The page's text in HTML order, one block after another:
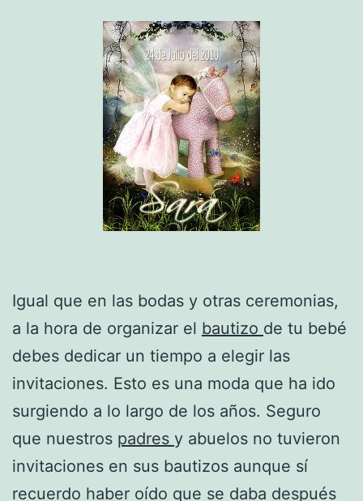
Igual que en las bodas y otras ceremonias,
a la hora de organizar el bautizo de tu bebé
debes dedicar un tiempo a elegir las
invitaciones. Esto es una moda que ha ido
surgiendo a lo largo de los años. Seguro
que nuestros padres y abuelos no tuvieron
invitaciones en sus bautizos aunque sí
recuerdo haber oído que se daba después